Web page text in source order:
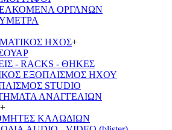
ΟΡΓΑΝΩΝ
ΗΧΟΣ+
- RACKS - ΘΗΚΕΣ
ΕΞΟΠΛΙΣΜΟΣ ΗΧΟΥ
STUDIO
ΑΝΑΓΓΕΛΙΩΝ
+
ΚΑΛΩΔΙΩΝ